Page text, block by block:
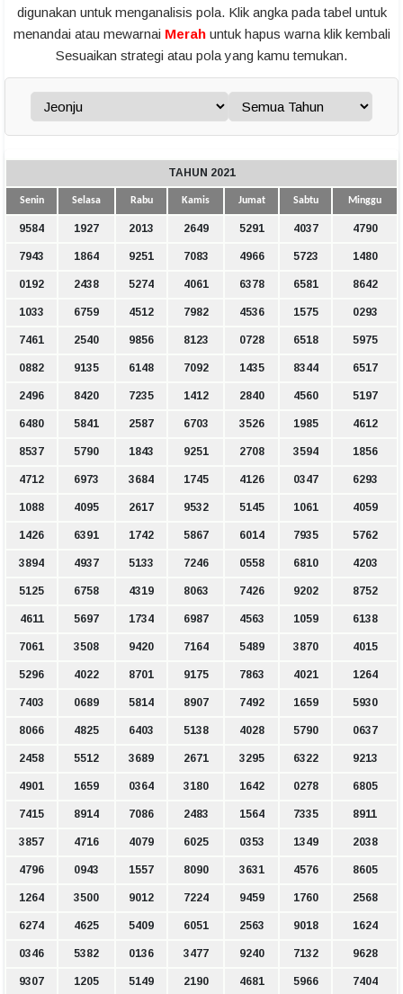
digunakan untuk menganalisis pola. Klik angka pada tabel untuk
menandai atau mewarnai Merahuntuk hapus warna klik kembali
Sesuaikan strategi atau pola yang kamu temukan.
TAHUN 2021
Senin Selasa Rabu Kamis Jumat Sabtu Minggu
9584 1927 2013 2649 5291 4037 4790
7943 1864 9251 7083 4966 5723 1480
0192 2438 5274 4061 6378 6581 8642
1033 6759 4512 7982 4536 1575 0293
7461 2540 9856 8123 0728 6518 5975
0882 9135 6148 7092 1435 8344 6517
2496 8420 7235 1412 2840 4560 5197
6480 5841 2587 6703 3526 1985 4612
8537 5790 1843 9251 2708 3594 1856
4712 6973 3684 1745 4126 0347 6293
1088 4095 2617 9532 5145 1061 4059
1426 6391 1742 5867 6014 7935 5762
3894 4937 5133 7246 0558 6810 4203
5125 6758 4319 8063 7426 9202 8752
4611 5697 1734 6987 4563 1059 6138
7061 3508 9420 7164 5489 3870 4015
5296 4022 8701 9175 7863 4021 1264
7403 0689 5814 8907 7492 1659 5930
8066 4825 6403 5138 4028 5790 0637
2458 5512 3689 2671 3295 6322 9213
4901 1659 0364 3180 1642 0278 6805
7415 8914 7086 2483 1564 7335 8911
3857 4716 4079 6025 0353 1349 2038
4796 0943 1557 8090 3631 4576 8605
1264 3500 9012 7224 9459 1760 2568
6274 4625 5409 6051 2563 9018 1624
0346 5382 0136 3477 9240 7132 9628
9307 1205 5149 2190 4681 5966 7404